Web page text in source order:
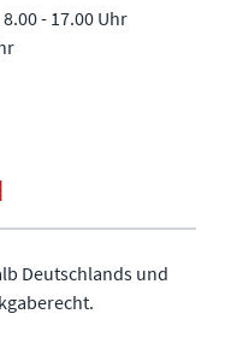
- 17.00 Uhr
Deutschlands und